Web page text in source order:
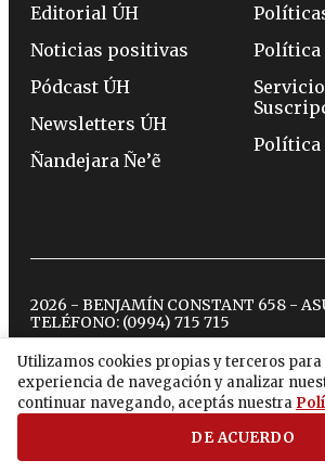
Utilizamos cookies propias y terceros
experiencia de navegación y analizar
continuar navegando, aceptás nuestra
DE ACUERDO
Editorial ÚH
Noticias positivas
Pódcast ÚH
Newsletters ÚH
Ñandejara Ñe’ẽ
Política
Política
2026 - BENJAMÍN CONSTANT 658 -
TELÉFONO: (0994) 715 715
twitterinstagram
facebook
tiktok